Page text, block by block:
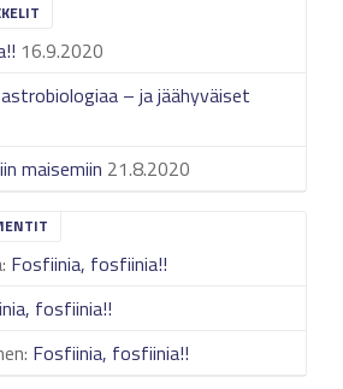
16.9.2020
– ja jäähyväiset
maisemiin 21.8.2020
: Fosfiinia, fosfiinia!!
fosfiinia!!
: Fosfiinia, fosfiinia!!